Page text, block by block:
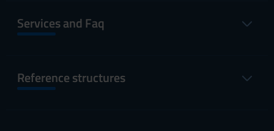
Services and Faq
Reference structures